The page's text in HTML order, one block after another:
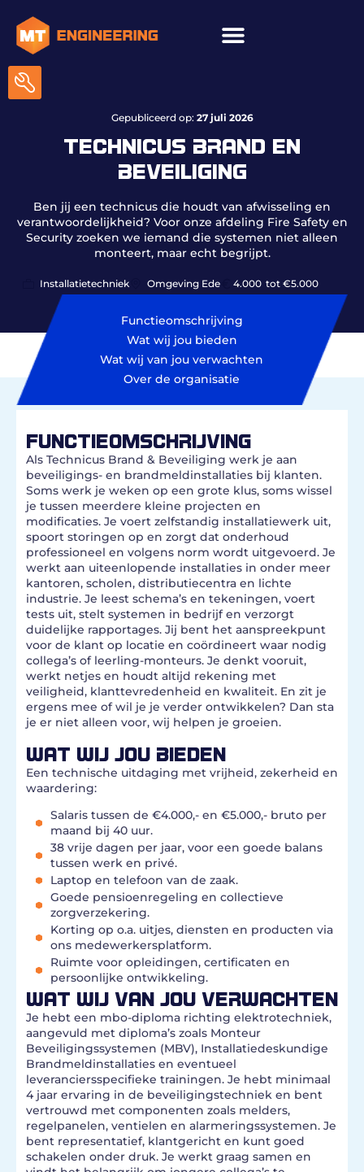
Gepubliceerd op: 27 juli 2026
TECHNICUS BRAND EN
BEVEILIGING
Ben jij een technicus die houdt van afwisseling en
verantwoordelijkheid? Voor onze afdeling Fire Safety en
Security zoeken we iemand die systemen niet alleen
monteert, maar echt begrijpt.
Installatietechniek Omgeving Ede 4.000 tot €5.000
Functieomschrijving
Wat wij jou bieden
Wat wij van jou verwachten
Over de organisatie
FUNCTIEOMSCHRIJVING
Als Technicus Brand & Beveiliging werk je aan
beveiligings- en brandmeldinstallaties bij klanten.
Soms werk je weken op een grote klus, soms wissel
je tussen meerdere kleine projecten en
modificaties. Je voert zelfstandig installatiewerk uit,
spoort storingen op en zorgt dat onderhoud
professioneel en volgens norm wordt uitgevoerd. Je
werkt aan uiteenlopende installaties in onder meer
kantoren, scholen, distributiecentra en lichte
industrie. Je leest schema’s en tekeningen, voert
tests uit, stelt systemen in bedrijf en verzorgt
duidelijke rapportages. Jij bent het aanspreekpunt
voor de klant op locatie en coördineert waar nodig
collega’s of leerling-monteurs. Je denkt vooruit,
werkt netjes en houdt altijd rekening met
veiligheid, klanttevredenheid en kwaliteit. En zit je
ergens mee of wil je je verder ontwikkelen? Dan sta
je er niet alleen voor, wij helpen je groeien.
WAT WIJ JOU BIEDEN
Een technische uitdaging met vrijheid, zekerheid en
waardering:
Salaris tussen de €4.000,- en €5.000,- bruto per
maand bij 40 uur.
38 vrije dagen per jaar, voor een goede balans
tussen werk en privé.
Laptop en telefoon van de zaak.
Goede pensioenregeling en collectieve
zorgverzekering.
Korting op o.a. uitjes, diensten en producten via
ons medewerkersplatform.
Ruimte voor opleidingen, certificaten en
persoonlijke ontwikkeling.
WAT WIJ VAN JOU VERWACHTEN
Je hebt een mbo-diploma richting elektrotechniek,
aangevuld met diploma’s zoals Monteur
Beveiligingssystemen (MBV), Installatiedeskundige
Brandmeldinstallaties en eventueel
leveranciersspecifieke trainingen. Je hebt minimaal
4 jaar ervaring in de beveiligingstechniek en bent
vertrouwd met componenten zoals melders,
regelpanelen, ventielen en alarmeringssystemen. Je
bent representatief, klantgericht en kunt goed
schakelen onder druk. Je werkt graag samen en